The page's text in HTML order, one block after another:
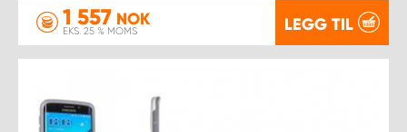
1 557 NOK
EKS. 25 % MOMS LEGG TIL